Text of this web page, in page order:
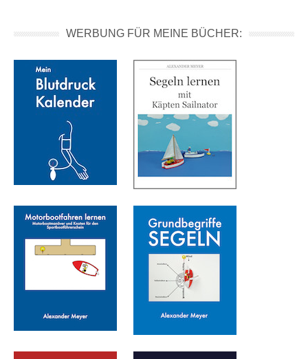
WERBUNG FÜR MEINE BÜCHER: